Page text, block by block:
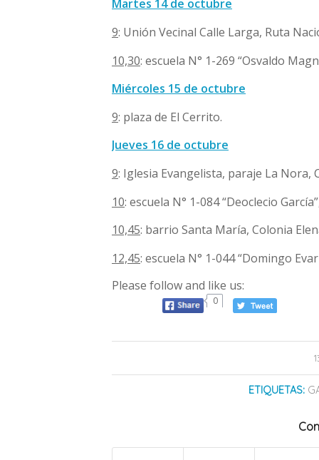
Martes 14 de octubre
9: Unión Vecinal Calle Larga, Ruta
10,30: escuela N° 1-269 “Osvaldo
Miércoles 15 de octubre
9: plaza de El Cerrito.
Jueves 16 de octubre
9: Iglesia Evangelista, paraje La Nora,
10: escuela N° 1-084 “Deoclecio
10,45: barrio Santa María, Colonia
12,45: escuela N° 1-044 “Domingo
Please follow and like us:
0
ETIQUETAS: